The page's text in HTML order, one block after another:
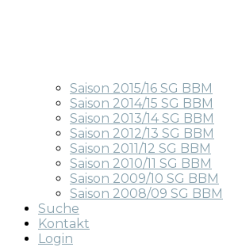
Saison 2015/16 SG BBM
Saison 2014/15 SG BBM
Saison 2013/14 SG BBM
Saison 2012/13 SG BBM
Saison 2011/12 SG BBM
Saison 2010/11 SG BBM
Saison 2009/10 SG BBM
Saison 2008/09 SG BBM
Suche
Kontakt
Login